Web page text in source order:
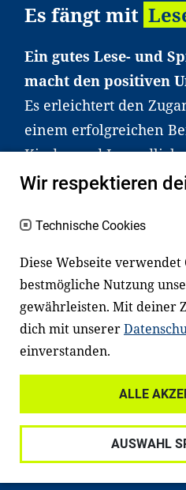
Es fängt mit
Ein gutes Lese- und
macht den positiven
Es erleichtert den
einem erfolgreichen
Kinder und
haben aber große
an Familien sowie an
Fachexpert*innen.
mit Ministerien,
Einrichtungen,
und anderen Stiftungen
Haftungsausschluss
Wir respektieren
Technische Cookies
Diese Webseite verwendet
bestmögliche Nutzung
gewährleisten. Mit deiner
dich mit unserer
einverstanden.
ALLE
AUSWAHL